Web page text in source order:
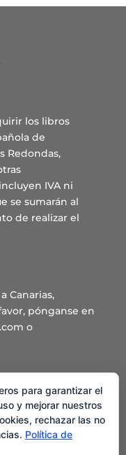
los libros
de
Redondas,
IVA ni
se sumarán al
de realizar el
Canarias,
pónganse en
o
General
79
para garantizar el
y mejorar nuestros
rechazar las no
Política de